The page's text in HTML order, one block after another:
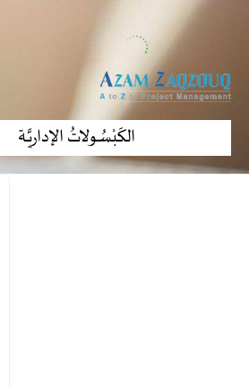
الكَبْسُـولاتُ الإداريَّـة